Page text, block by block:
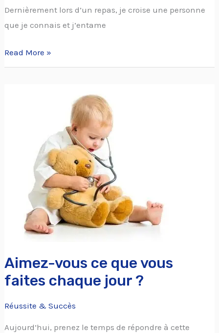
Dernièrement lors d’un repas, je croise une personne
que je connais et j’entame
Read More »
Aimez-vous ce que vous
faites chaque jour ?
Réussite & Succès
Aujourd’hui, prenez le temps de répondre à cette